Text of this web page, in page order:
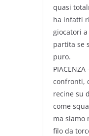
quasi
ha infatti
giocatori
partita se
puro.
confronti,
recine su
come
ma siamo
filo da